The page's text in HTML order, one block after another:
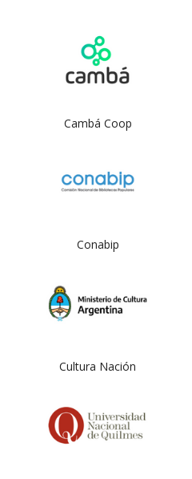
Cambá Coop
Conabip
Cultura Nación